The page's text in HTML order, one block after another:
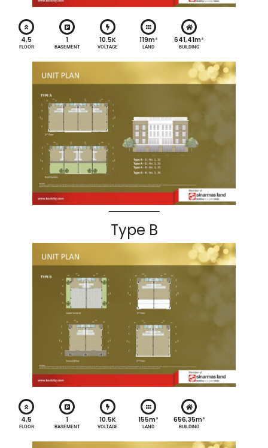
4,5
FLOOR
1
BASEMENT
10.5K
VOLTAGE
119m²
LAND
641,41m²
BUILDING
Type B
4,5
FLOOR
1
BASEMENT
10.5K
VOLTAGE
155m²
LAND
656,35m²
BUILDING